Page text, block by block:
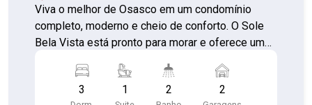
Viva o melhor de Osasco em um condomínio
completo, moderno e cheio de conforto. O Sole
Bela Vista está pronto para morar e oferece uma
bem-estar e a conveniência da sua família. O
empreendimento conta com portaria 24 horas,
3 1 2 2